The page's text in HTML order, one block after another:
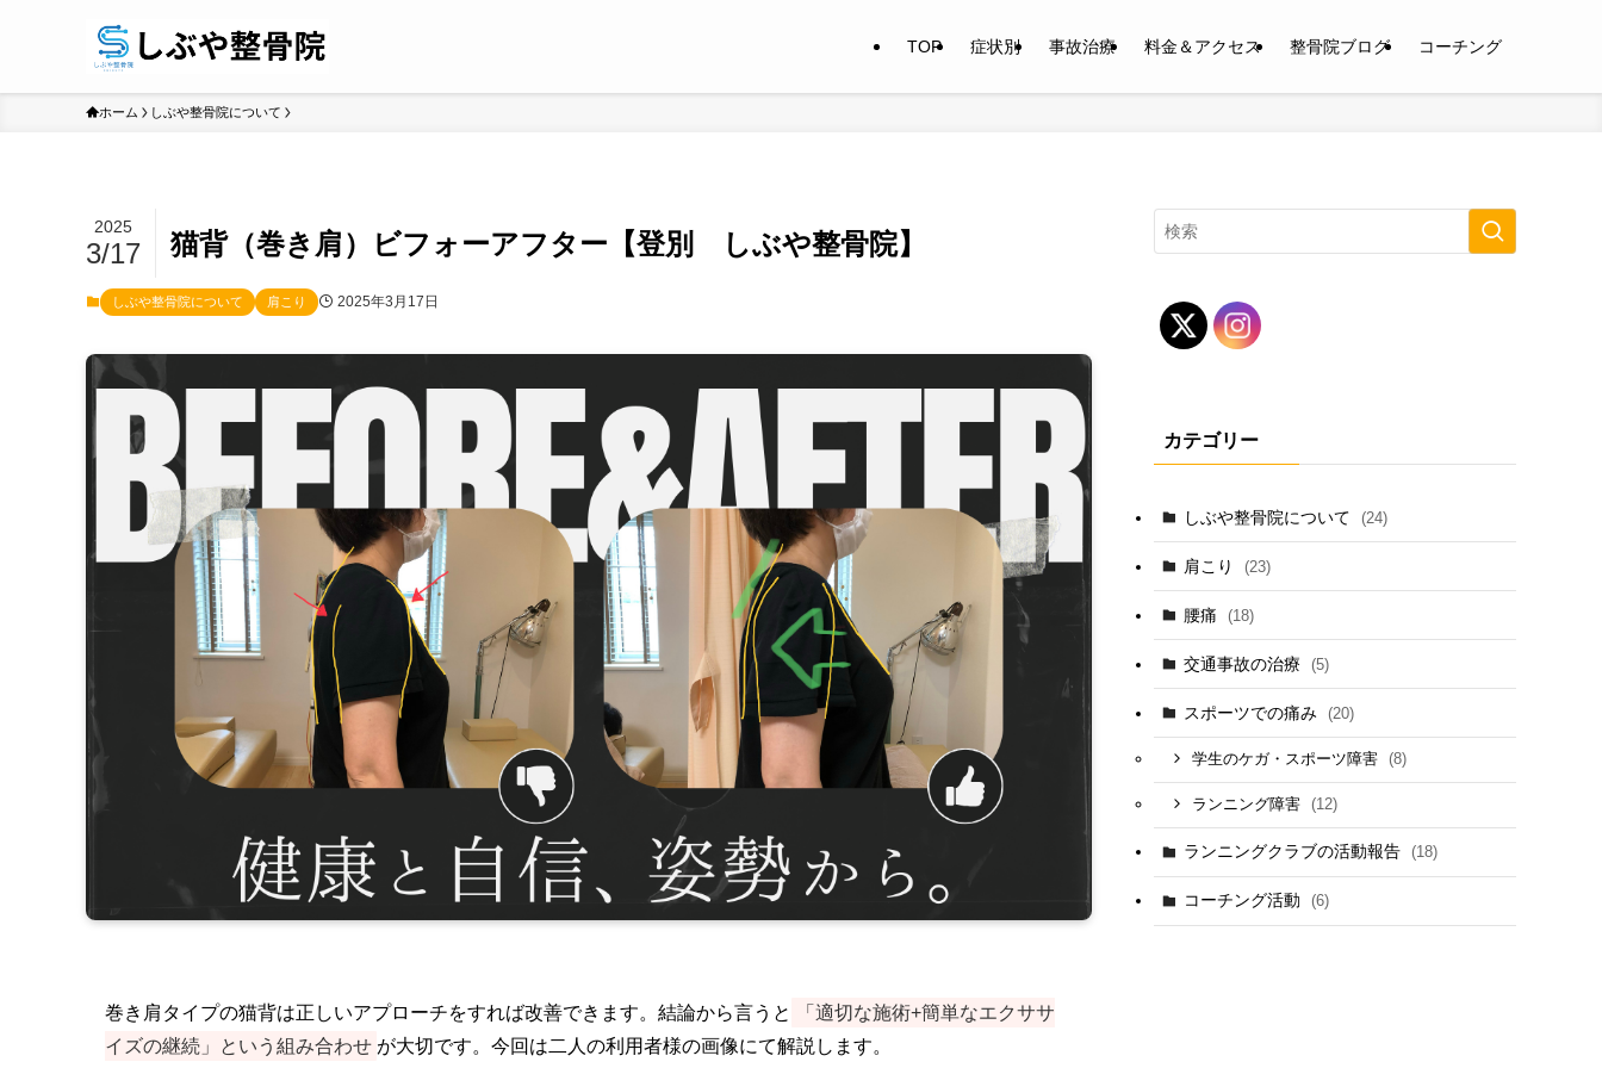
TOP 症状別 事故治療 料金＆アクセス 整骨院ブログ コーチング
ホーム しぶや整骨院について
猫背（巻き肩）ビフォーアフター【登別 しぶや整骨院】
2025
3/17
しぶや整骨院について 肩こり 2025年3月17日
巻き肩タイプの猫背は正しいアプローチをすれば改善できます。結論から言うと
「適切な施術+簡単なエクササ
イズの継続」という組み合わせ が大切です。今回は二人の利用者様の画像にて解説します。
カテゴリー
しぶや整骨院について (24)
肩こり (23)
腰痛 (18)
交通事故の治療 (5)
スポーツでの痛み (20)
学生のケガ・スポーツ障害 (8)
ランニング障害 (12)
ランニングクラブの活動報告 (18)
コーチング活動 (6)